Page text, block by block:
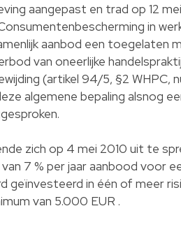
aangepast en trad op 12
in
aanbod een toegelaten
van oneerlijke
(artikel 94/5, §2 WHPC,
algemene bepaling alsnog
zich op 4 mei 2010 uit te
7 % per jaar aanbood voor
geïnvesteerd in één of meer
van 5.000 EUR .